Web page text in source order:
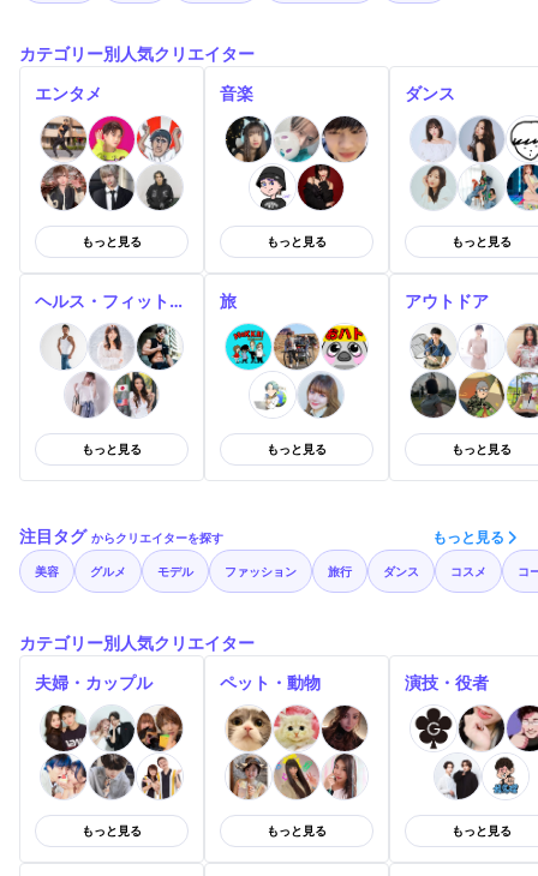
カテゴリー別人気クリエイター
エンタメ
もっと見る
音楽
もっと見る
ダンス
もっと見る
ヘルス・フィットネス
もっと見る
旅
もっと見る
アウトドア
もっと見る
注目タグ からクリエイターを探す もっと見る
美容 グルメ モデル ファッション 旅行 ダンス コスメ コ
カテゴリー別人気クリエイター
夫婦・カップル
もっと見る
ペット・動物
もっと見る
演技・役者
もっと見る